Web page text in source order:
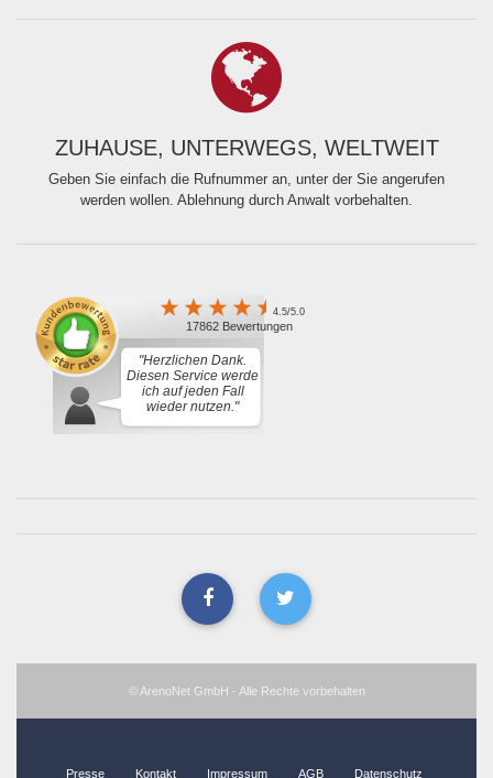
ZUHAUSE, UNTERWEGS, WELTWEIT
Geben Sie einfach die Rufnummer an, unter der Sie angerufen
werden wollen. Ablehnung durch Anwalt vorbehalten.
4.5/5.0
17862 Bewertungen
"Herzlichen Dank.
Diesen Service werde
ich auf jeden Fall
wieder nutzen."
© ArenoNet GmbH - Alle Rechte vorbehalten
Presse Kontakt Impressum AGB Datenschutz